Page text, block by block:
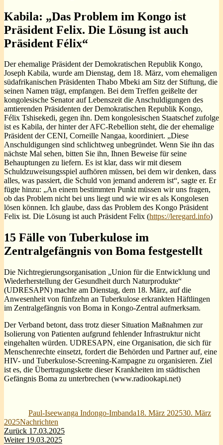
Kabila: „Das Problem im Kongo ist
Präsident Felix. Die Lösung ist auch
Präsident Félix“
Der ehemalige Präsident der Demokratischen Republik Kongo,
Joseph Kabila, wurde am Dienstag, dem 18. März, vom ehemaligen
südafrikanischen Präsidenten Thabo Mbeki am Sitz der Stiftung, die
seinen Namen trägt, empfangen. Bei dem Treffen geißelte der
kongolesische Senator auf Lebenszeit die Anschuldigungen des
amtierenden Präsidenten der Demokratischen Republik Kongo,
Félix Tshisekedi, gegen ihn. Dem kongolesischen Staatschef zufolge
ist es Kabila, der hinter der AFC-Rebellion steht, die der ehemalige
Präsident der CENI, Corneille Nangaa, koordiniert. „Diese
Anschuldigungen sind schlichtweg unbegründet. Wenn Sie ihn das
nächste Mal sehen, bitten Sie ihn, Ihnen Beweise für seine
Behauptungen zu liefern. Es ist klar, dass wir mit diesem
Schuldzuweisungsspiel aufhören müssen, bei dem wir denken, dass
alles, was passiert, die Schuld von jemand anderem ist“, sagte er. Er
fügte hinzu: „An einem bestimmten Punkt müssen wir uns fragen,
ob das Problem nicht bei uns liegt und wie wir es als Kongolesen
lösen können. Ich glaube, dass das Problem des Kongo Präsident
Felix ist. Die Lösung ist auch Präsident Felix (https://leregard.info)
15 Fälle von Tuberkulose im
Zentralgefängnis von Boma festgestellt
Die Nichtregierungsorganisation „Union für die Entwicklung und
Wiederherstellung der Gesundheit durch Naturprodukte“
(UDRESAPN) machte am Dienstag, dem 18. März, auf die
Anwesenheit von fünfzehn an Tuberkulose erkrankten Häftlingen
im Zentralgefängnis von Boma in Kongo-Zentral aufmerksam.
Der Verband betont, dass trotz dieser Situation Maßnahmen zur
Isolierung von Patienten aufgrund fehlender Infrastruktur nicht
eingehalten würden. UDRESAPN, eine Organisation, die sich für
Menschenrechte einsetzt, fordert die Behörden und Partner auf, eine
HIV- und Tuberkulose-Screening-Kampagne zu organisieren. Ziel
ist es, die Übertragungskette dieser Krankheiten im städtischen
Gefängnis Boma zu unterbrechen (www.radiookapi.net)
Paul-Iseewanga Indongo-Imbanda18. März 202530. März
2025Kategorien
Nachrichten
Beitragsnavigation
Zurück Vorheriger
Beitrag:
17.03.2025
Weiter Nächster
19.03.2025